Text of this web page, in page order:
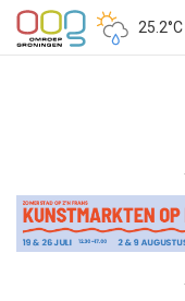
25.2°C